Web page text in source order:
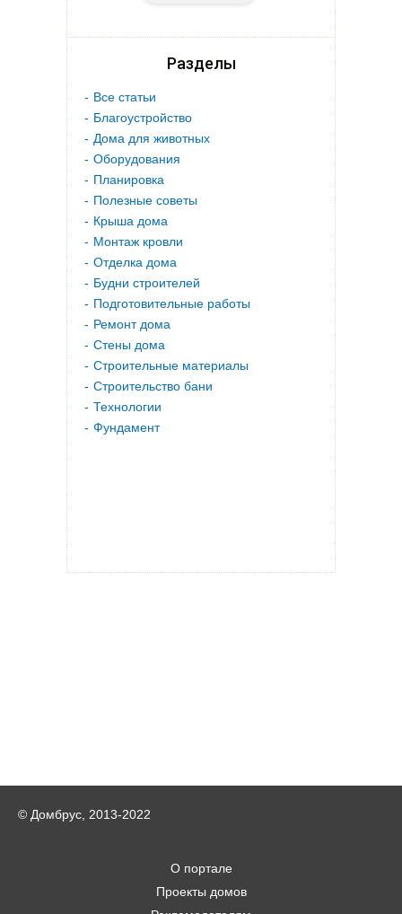
Разделы
Все статьи
Благоустройство
Дома для животных
Оборудования
Планировка
Полезные советы
Крыша дома
Монтаж кровли
Отделка дома
Будни строителей
Подготовительные работы
Ремонт дома
Стены дома
Строительные материалы
Строительство бани
Технологии
Фундамент
© Домбрус, 2013-2022
О портале
Проекты домов